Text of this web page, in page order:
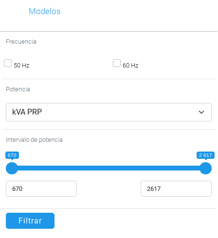
Modelos
Frecuencia
50 Hz 60 Hz
Potencia
Intervalo de potencia
670 2 617
Filtrar